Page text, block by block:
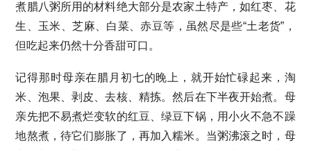
煮腊八粥所用的材料绝大部分是农家土特产，如红枣、花
生、玉米、芝麻、白菜、赤豆等，虽然尽是些“土老货”，
但吃起来仍然十分香甜可口。
记得那时母亲在腊月初七的晚上，就开始忙碌起来，淘
米、泡果、剥皮、去核、精拣。然后在下半夜开始煮。母
亲先把不易煮烂变软的红豆、绿豆下锅，用小火不急不躁
地熬煮，待它们膨胀了，再加入糯米。当粥沸滚之时，母